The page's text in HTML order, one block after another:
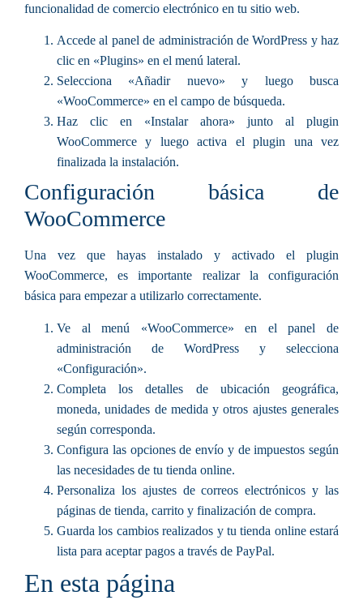
funcionalidad de comercio electrónico en tu sitio web.
Accede al panel de administración de WordPress y haz
clic en «Plugins» en el menú lateral.
Selecciona «Añadir nuevo» y luego busca
«WooCommerce» en el campo de búsqueda.
Haz clic en «Instalar ahora» junto al plugin
WooCommerce y luego activa el plugin una vez
finalizada la instalación.
Configuración básica de
WooCommerce
Una vez que hayas instalado y activado el plugin
WooCommerce, es importante realizar la configuración
básica para empezar a utilizarlo correctamente.
Ve al menú «WooCommerce» en el panel de
administración de WordPress y selecciona
«Configuración».
Completa los detalles de ubicación geográfica,
moneda, unidades de medida y otros ajustes generales
según corresponda.
Configura las opciones de envío y de impuestos según
las necesidades de tu tienda online.
Personaliza los ajustes de correos electrónicos y las
páginas de tienda, carrito y finalización de compra.
Guarda los cambios realizados y tu tienda online estará
lista para aceptar pagos a través de PayPal.
En esta página